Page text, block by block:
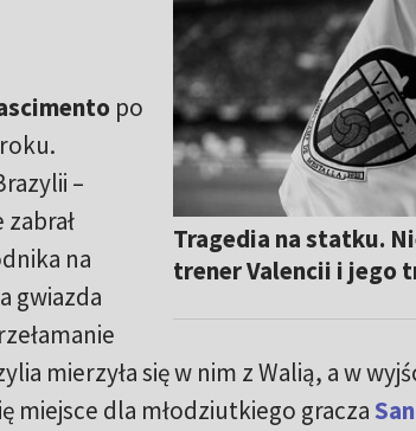
Tragedia na statku.
trener Valencii i jego
po
–
na
gwiazda
mierzyła się w nim z Walią, a w
miejsce dla młodziutkiego gracza